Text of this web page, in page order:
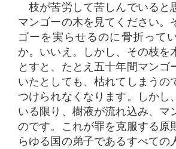
枝が苦労して苦しんでいると
マンゴーの木を見てください。
ゴーを実らせるのに骨折って
か。いいえ。しかし、その枝を
とすと、たとえ五十年間マンゴ
いたとしても、枯れてしまうの
つけられなくなります。しかし
いる限り、樹液が流れ込み、マ
のです。これが罪を克服する原
らゆる国の弟子であるすべての